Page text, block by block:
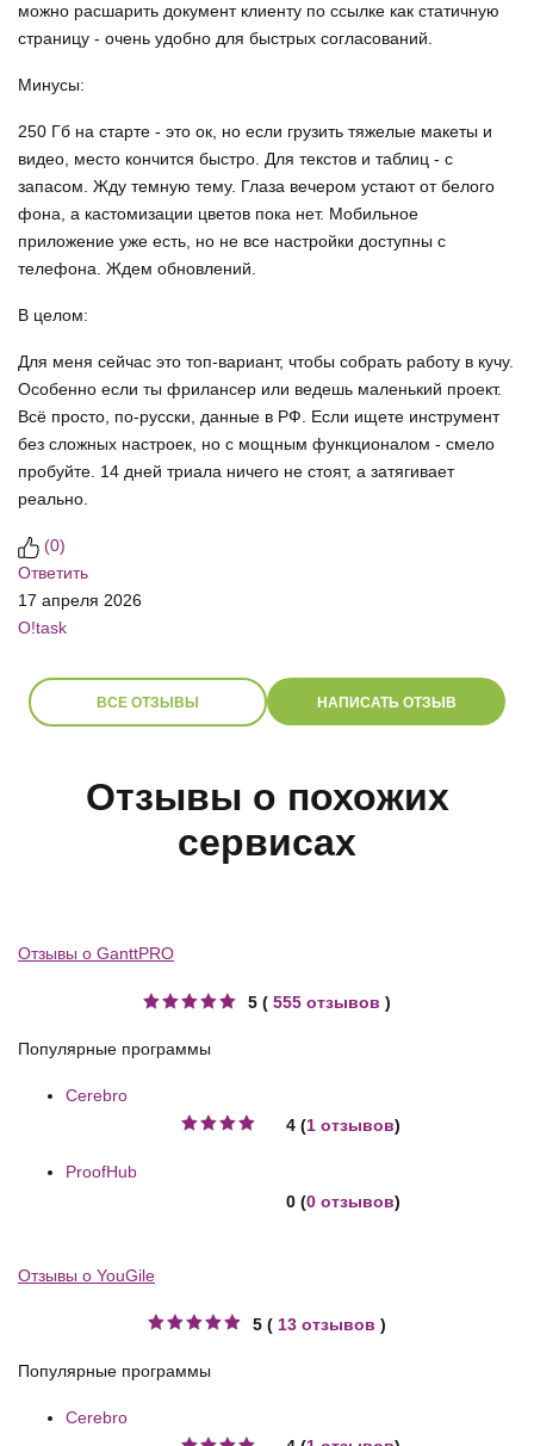
можно расшарить документ клиенту по ссылке как статичную
страницу - очень удобно для быстрых согласований.
Минусы:
250 Гб на старте - это ок, но если грузить тяжелые макеты и
видео, место кончится быстро. Для текстов и таблиц - с
запасом. Жду темную тему. Глаза вечером устают от белого
фона, а кастомизации цветов пока нет. Мобильное
приложение уже есть, но не все настройки доступны с
телефона. Ждем обновлений.
В целом:
Для меня сейчас это топ-вариант, чтобы собрать работу в кучу.
Особенно если ты фрилансер или ведешь маленький проект.
Всё просто, по-русски, данные в РФ. Если ищете инструмент
без сложных настроек, но с мощным функционалом - смело
пробуйте. 14 дней триала ничего не стоят, а затягивает
реально.
(0)
Ответить
17 апреля 2026
O!task
ВСЕ ОТЗЫВЫ НАПИСАТЬ ОТЗЫВ
Отзывы о похожих
сервисах
Отзывы о GanttPRO
5 ( 555 отзывов )
Популярные программы
Cerebro
4 (1 отзывов)
ProofHub
0 (0 отзывов)
Отзывы о YouGile
5 ( 13 отзывов )
Популярные программы
Cerebro